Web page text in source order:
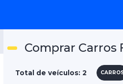
Comprar Carros
Total de veículos: 2